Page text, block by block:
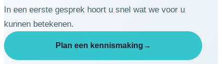
In een eerste gesprek hoort u snel wat we voor u
kunnen betekenen.
Plan een kennismaking →